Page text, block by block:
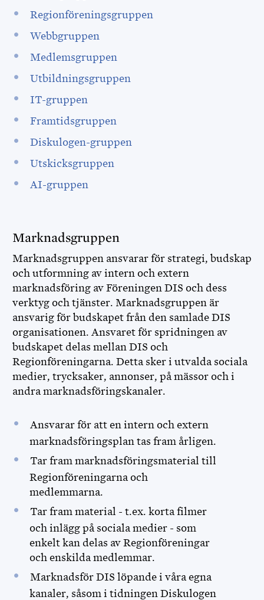
Regionföreningsgruppen
Webbgruppen
Medlemsgruppen
Utbildningsgruppen
IT-gruppen
Framtidsgruppen
Diskulogen-gruppen
Utskicksgruppen
AI-gruppen
Marknadsgruppen
Marknadsgruppen ansvarar för strategi, budskap
och utformning av intern och extern
marknadsföring av Föreningen DIS och dess
verktyg och tjänster. Marknadsgruppen är
ansvarig för budskapet från den samlade DIS
organisationen. Ansvaret för spridningen av
budskapet delas mellan DIS och
Regionföreningarna. Detta sker i utvalda sociala
medier, trycksaker, annonser, på mässor och i
andra marknadsföringskanaler.
Ansvarar för att en intern och extern
marknadsföringsplan tas fram årligen.
Tar fram marknadsföringsmaterial till
Regionföreningarna och
medlemmarna.
Tar fram material - t.ex. korta filmer
och inlägg på sociala medier - som
enkelt kan delas av Regionföreningar
och enskilda medlemmar.
Marknadsför DIS löpande i våra egna
kanaler, såsom i tidningen Diskulogen